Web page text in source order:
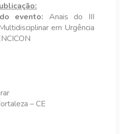
evento: Anais do III
em Urgência
– CE